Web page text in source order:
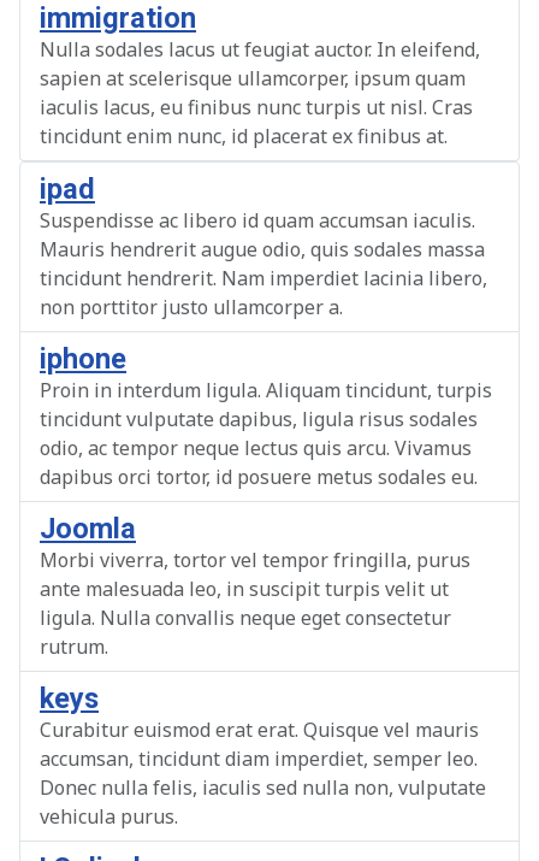
immigration
Nulla sodales lacus ut feugiat auctor. In eleifend,
sapien at scelerisque ullamcorper, ipsum quam
iaculis lacus, eu finibus nunc turpis ut nisl. Cras
tincidunt enim nunc, id placerat ex finibus at.
ipad
Suspendisse ac libero id quam accumsan iaculis.
Mauris hendrerit augue odio, quis sodales massa
tincidunt hendrerit. Nam imperdiet lacinia libero,
non porttitor justo ullamcorper a.
iphone
Proin in interdum ligula. Aliquam tincidunt, turpis
tincidunt vulputate dapibus, ligula risus sodales
odio, ac tempor neque lectus quis arcu. Vivamus
dapibus orci tortor, id posuere metus sodales eu.
Joomla
Morbi viverra, tortor vel tempor fringilla, purus
ante malesuada leo, in suscipit turpis velit ut
ligula. Nulla convallis neque eget consectetur
rutrum.
keys
Curabitur euismod erat erat. Quisque vel mauris
accumsan, tincidunt diam imperdiet, semper leo.
Donec nulla felis, iaculis sed nulla non, vulputate
vehicula purus.